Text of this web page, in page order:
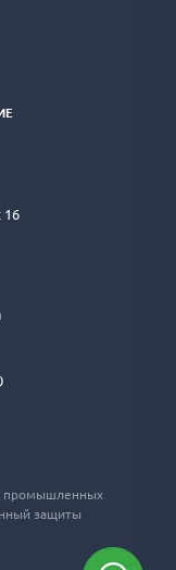
16
промышленных
защиты